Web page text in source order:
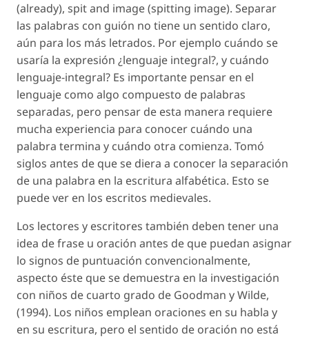
(already), spit and image (spitting image). Separar
las palabras con guión no tiene un sentido claro,
aún para los más letrados. Por ejemplo cuándo se
usaría la expresión ¿lenguaje integral?, y cuándo
lenguaje-integral? Es importante pensar en el
lenguaje como algo compuesto de palabras
separadas, pero pensar de esta manera requiere
mucha experiencia para conocer cuándo una
palabra termina y cuándo otra comienza. Tomó
siglos antes de que se diera a conocer la separación
de una palabra en la escritura alfabética. Esto se
puede ver en los escritos medievales.
Los lectores y escritores también deben tener una
idea de frase u oración antes de que puedan asignar
lo signos de puntuación convencionalmente,
aspecto éste que se demuestra en la investigación
con niños de cuarto grado de Goodman y Wilde,
(1994). Los niños emplean oraciones en su habla y
en su escritura, pero el sentido de oración no está